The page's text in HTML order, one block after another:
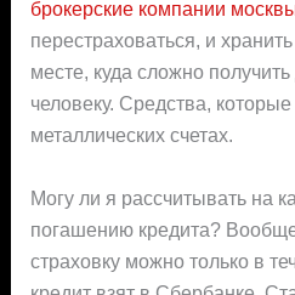
брокерские компании
перестраховаться, и
месте, куда сложно
человеку. Средства,
металлических счетах.
Могу ли я рассчитывать на
погашению кредита?
страховку можно только в